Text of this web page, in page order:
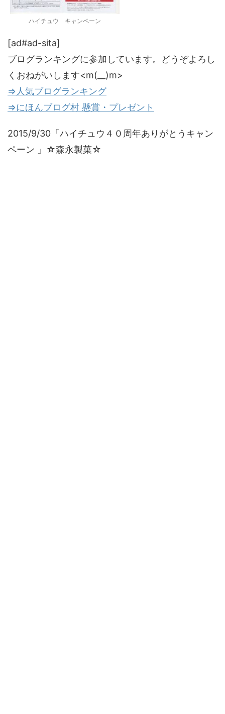
ハイチュウ キャンペーン
[ad#ad-sita]
ブログランキングに参加しています。どうぞよろし
くおねがいします<m(__)m>
⇒人気ブログランキング
⇒にほんブログ村 懸賞・プレゼント
2015/9/30「ハイチュウ４０周年ありがとうキャン
ペーン 」☆森永製菓☆